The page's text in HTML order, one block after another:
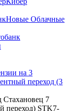
Новые Облачные
на 3
переход (3
7
переход) STK7-